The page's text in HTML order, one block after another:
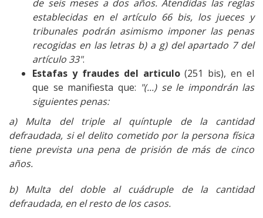
de seis meses a dos años. Atendidas las reglas
establecidas en el artículo 66 bis, los jueces y
tribunales podrán asimismo imponer las penas
recogidas en las letras b) a g) del apartado 7 del
artículo 33".
Estafas y fraudes del articulo(251 bis), en el
que se manifiesta que: "(...) se le impondrán las
siguientes penas:
a) Multa del triple al quíntuple de la cantidad
defraudada, si el delito cometido por la persona física
tiene prevista una pena de prisión de más de cinco
años.
b) Multa del doble al cuádruple de la cantidad
defraudada, en el resto de los casos.